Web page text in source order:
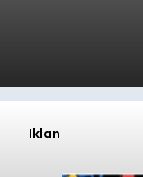
Iklan